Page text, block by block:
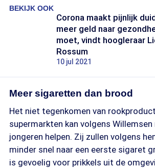
BEKIJK OOK
Corona maakt pijnlijk
meer geld naar
moet, vindt hoogleraar
Rossum
10 jul 2021
Meer sigaretten dan brood
Het niet tegenkomen van
supermarkten kan volgens
jongeren helpen. Zij zullen volgens
minder snel naar een eerste sigaret
is gevoelig voor prikkels uit de